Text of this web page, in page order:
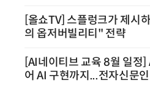
[올쇼TV] 스플렁크가 제시
의 옵저버빌리티" 전략
[AI네이티브 교육 8월 일정]
어 AI 구현까지...전자신문